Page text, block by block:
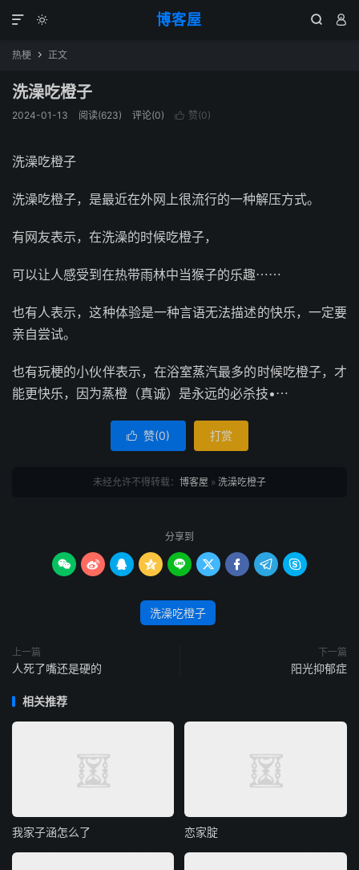
博客屋
  

热梗  正文
洗澡吃橙子
2024-01-13 阅读(623) 评论(0)  赞(0)
洗澡吃橙子
洗澡吃橙子，是最近在外网上很流行的一种解压方式。
有网友表示，在洗澡的时候吃橙子，
可以让人感受到在热带雨林中当猴子的乐趣⋯⋯
也有人表示，这种体验是一种言语无法描述的快乐，一定要
亲自尝试。
也有玩梗的小伙伴表示，在浴室蒸汽最多的时候吃橙子，才
能更快乐，因为蒸橙（真诚）是永远的必杀技•⋯
 赞(0) 打赏
未经允许不得转载： 博客屋 » 洗澡吃橙子
分享到
        
洗澡吃橙子
上一篇
人死了嘴还是硬的
下一篇
阳光抑郁症
相关推荐
我家子涵怎么了 恋家腚